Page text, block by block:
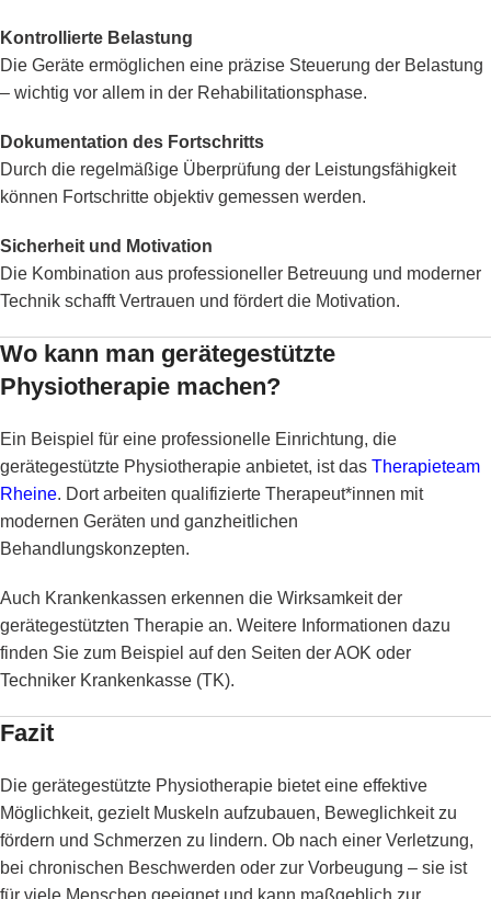
Kontrollierte Belastung
Die Geräte ermöglichen eine präzise Steuerung der Belastung
– wichtig vor allem in der Rehabilitationsphase.
Dokumentation des Fortschritts
Durch die regelmäßige Überprüfung der Leistungsfähigkeit
können Fortschritte objektiv gemessen werden.
Sicherheit und Motivation
Die Kombination aus professioneller Betreuung und moderner
Technik schafft Vertrauen und fördert die Motivation.
Wo kann man gerätegestützte
Physiotherapie machen?
Ein Beispiel für eine professionelle Einrichtung, die
gerätegestützte Physiotherapie anbietet, ist das Therapieteam
Rheine. Dort arbeiten qualifizierte Therapeut*innen mit
modernen Geräten und ganzheitlichen
Behandlungskonzepten.
Auch Krankenkassen erkennen die Wirksamkeit der
gerätegestützten Therapie an. Weitere Informationen dazu
finden Sie zum Beispiel auf den Seiten derAOK oder
Techniker Krankenkasse (TK).
Fazit
Die gerätegestützte Physiotherapie bietet eine effektive
Möglichkeit, gezielt Muskeln aufzubauen, Beweglichkeit zu
fördern und Schmerzen zu lindern. Ob nach einer Verletzung,
bei chronischen Beschwerden oder zur Vorbeugung – sie ist
für viele Menschen geeignet und kann maßgeblich zur